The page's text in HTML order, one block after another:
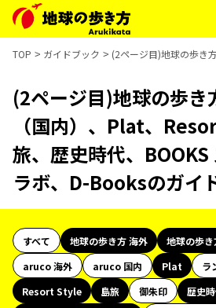
TOP ガイドブック (2ページ目)地球の歩き
(2ページ目)地球の歩き
（国内）、Plat、
旅、歴史時代、BOOKS
ラボ、D-Booksのガイ
すべて 地球の歩き方 海外
地球の歩き
aruco 海外
aruco 国内 Plat
ラ
Resort Style
島旅 御朱印 歴史